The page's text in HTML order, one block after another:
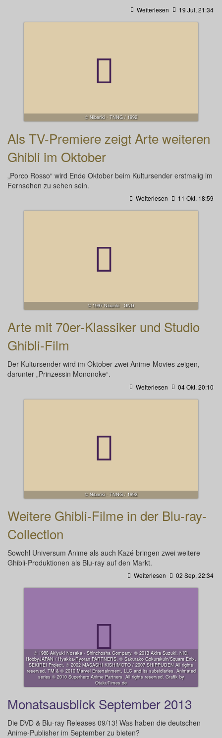
Weiterlesen 19 Jul, 21:34
© Nibariki · TNNG / 1992
Als TV-Premiere zeigt Arte weiteren
Ghibli im Oktober
„Porco Rosso“ wird Ende Oktober beim Kultursender erstmalig im
Fernsehen zu sehen sein.
Weiterlesen 11 Okt, 18:59
© 1997 Nibariki · GND
Arte mit 70er-Klassiker und Studio
Ghibli-Film
Der Kultursender wird im Oktober zwei Anime-Movies zeigen,
darunter „Prinzessin Mononoke“.
Weiterlesen 04 Okt, 20:10
© Nibariki · TNNG / 1992
Weitere Ghibli-Filme in der Blu-ray-
Collection
Sowohl Universum Anime als auch Kazé bringen zwei weitere
Ghibli-Produktionen als Blu-ray auf den Markt.
Weiterlesen 02 Sep, 22:34
© 1988 Akiyuki Nosaka · Shinchosha Company. © 2013 Akira Suzuki, NiΘ,
HobbyJAPAN / Hyakka-Ryoran PARTNERS. © Sakurako Gokurakuin/Square Enix,
SEKIREI Project. © 2002 MASASHI KISHIMOTO / 2007 SHIPPUDEN All rights
reserved. TM & © 2010 Marvel Entertainment, LLC and its subsidiaries. Animated
series © 2010 Superhero Anime Partners. All rights reserved. Grafik by
OtakuTimes.de
Monatsausblick September 2013
Die DVD & Blu-ray Releases 09/13! Was haben die deutschen
Anime-Publisher im September zu bieten?